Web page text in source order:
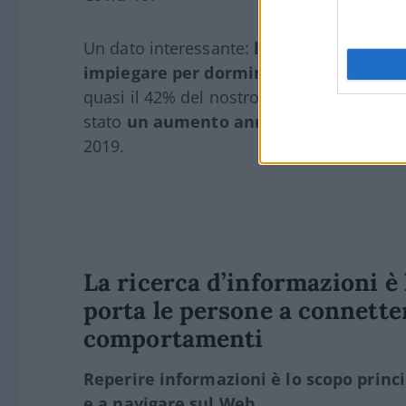
Un dato interessante: le ore spese
impiegare per dormire.
L’utente medio
quasi il 42% del nostro tempo di veglia
stato un aumento annuo di oltre un
2019.
La ricerca d’informazioni
porta le persone a
comportamenti
Reperire informazioni è lo scopo